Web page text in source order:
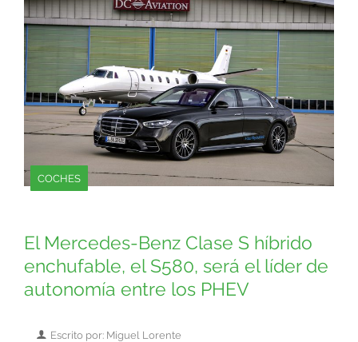
COCHES
El Mercedes-Benz Clase S híbrido
enchufable, el S580, será el líder de
autonomía entre los PHEV
Escrito por: Miguel Lorente